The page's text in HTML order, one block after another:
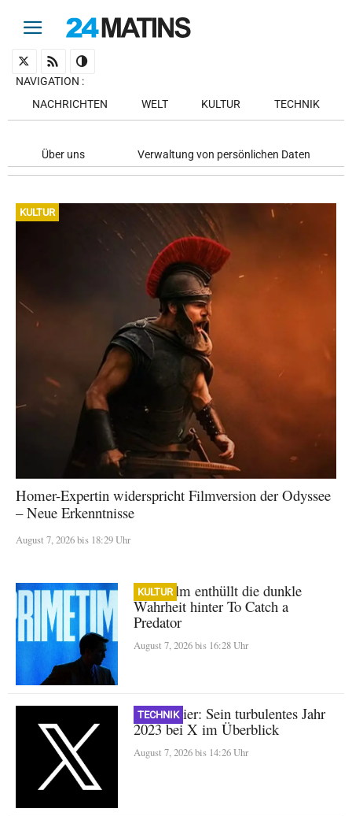
NAVIGATION :
NACHRICHTEN
WELT KULTUR TECHNIK
Über uns Verwaltung von persönlichen Daten
KULTUR
Homer-Expertin widerspricht Filmversion der Odyssee
– Neue Erkenntnisse
August 7, 2026 bis 18:29 Uhr
KULTUR
A24-Film enthüllt die dunkle
Wahrheit hinter To Catch a
Predator
August 7, 2026 bis 16:28 Uhr
TECHNIK
Nikita Bier: Sein turbulentes Jahr
2023 bei X im Überblick
August 7, 2026 bis 14:26 Uhr